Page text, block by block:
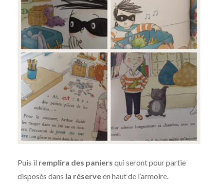
Puis il remplira des paniers qui seront pour partie
disposés dans la réserveen haut de l’armoire.